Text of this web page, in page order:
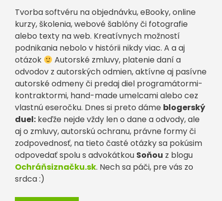
Tvorba softvéru na objednávku, eBooky, online
kurzy, školenia, webové šablóny či fotografie
alebo texty na web. Kreatívnych možností
podnikania nebolo v histórii nikdy viac. A a aj
otázok
Autorské zmluvy, platenie daní a
odvodov z autorských odmien, aktívne aj pasívne
autorské odmeny či predaj diel programátormi-
kontraktormi, hand-made umelcami alebo cez
vlastnú eseročku. Dnes si preto dáme blogerský
duel: keďže nejde vždy len o dane a odvody, ale
aj o zmluvy, autorskú ochranu, právne formy či
zodpovednosť, na tieto časté otázky sa pokúsim
odpovedať spolu s advokátkou Soňou z blogu
Ochráňsiznačku.sk. Nech sa páči, pre vás zo
srdca :)